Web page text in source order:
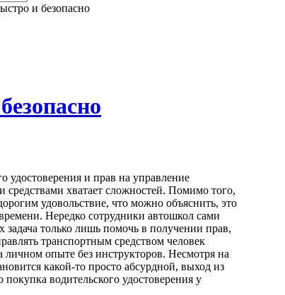
и безопасно
удостоверения и прав на управление
хватает сложностей. Помимо того,
удовольствие, что можно объяснить, это
Нередко сотрудники автошкол сами
задача только лишь помочь в получении прав,
транспортным средством человек
личном опыте без инструкторов. Несмотря на
какой-то просто абсурдной, выход из
покупка водительского удостоверения у